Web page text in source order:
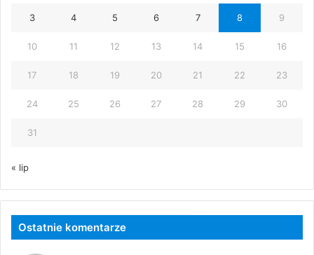
3 4 5 6 7 8 9
10 11 12 13 14 15 16
17 18 19 20 21 22 23
24 25 26 27 28 29 30
31
« lip
Ostatnie komentarze